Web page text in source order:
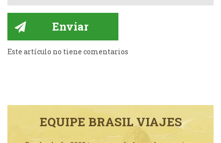
Este artículo no tiene comentarios
EQUIPE BRASIL VIAJES